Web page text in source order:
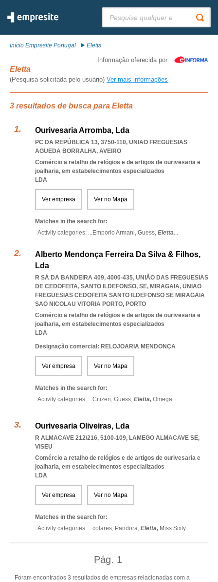
Início Empresite Portugal Eletta
Informação oferecida por
Eletta
(Pesquisa solicitada pelo usuário) Ver mais informações
3 resultados de busca para Eletta
Ourivesaria Arromba, Lda
PC DA REPÚBLICA 13, 3750-110, UNIAO FREGUESIAS
AGUEDA BORRALHA, AVEIRO
Comércio a retalho de relógios e de artigos de ourivesaria e
joalharia, em estabelecimentos especializados
LDA
Ver empresa Ver no Mapa
Matches in the search for:
Activity categories: ...Emporio Armani, Guess, Eletta...
Alberto Mendonça Ferreira Da Silva & Filhos,
Lda
R SÁ DA BANDEIRA 409, 4000-435, UNIÃO DAS FREGUESIAS
DE CEDOFEITA, SANTO ILDEFONSO, SE, MIRAGAIA, UNIAO
FREGUESIAS CEDOFEITA SANTO ILDEFONSO SE MIRAGAIA
SAO NICOLAU VITORIA PORTO, PORTO
Comércio a retalho de relógios e de artigos de ourivesaria e
joalharia, em estabelecimentos especializados
LDA
Designação comercial: RELOJOARIA MENDONÇA
Ver empresa Ver no Mapa
Matches in the search for:
Activity categories: ...Citizen, Guess, Eletta, Omega...
Ourivesaria Oliveiras, Lda
R ALMACAVE 212/216, 5100-109, LAMEGO ALMACAVE SE,
VISEU
Comércio a retalho de relógios e de artigos de ourivesaria e
joalharia, em estabelecimentos especializados
LDA
Ver empresa Ver no Mapa
Matches in the search for:
Activity categories: ...colares, Pandora, Eletta, Miss Sixty...
Pág. 1
Foram encontrados 3 resultados de empresas relacionadas com a